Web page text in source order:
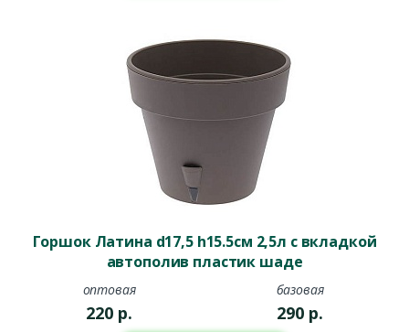
Горшок Латина d17,5 h15.5см 2,5л с вкладкой
автополив пластик шаде
оптовая
220 р.
базовая
290 р.